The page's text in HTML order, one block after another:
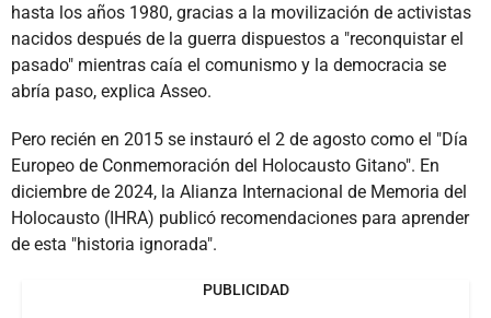
hasta los años 1980, gracias a la movilización de activistas
nacidos después de la guerra dispuestos a "reconquistar el
pasado" mientras caía el comunismo y la democracia se
abría paso, explica Asseo.
Pero recién en 2015 se instauró el 2 de agosto como el "Día
Europeo de Conmemoración del Holocausto Gitano". En
diciembre de 2024, la Alianza Internacional de Memoria del
Holocausto (IHRA) publicó recomendaciones para aprender
de esta "historia ignorada".
PUBLICIDAD